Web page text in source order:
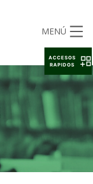
MENÚ
ACCESOS
RAPIDOS